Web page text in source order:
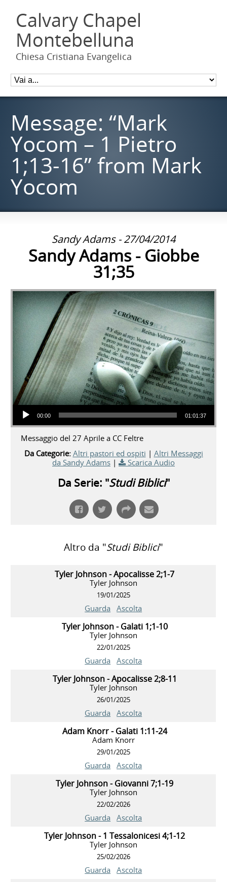
Calvary Chapel
Montebelluna
Chiesa Cristiana Evangelica
Message: “Mark
Yocom – 1 Pietro
1;13-16” from Mark
Yocom
Sandy Adams - 27/04/2014
Sandy Adams - Giobbe
31;35
Audio Player
00:00 01:01:37
Messaggio del 27 Aprile a CC Feltre
Da Categorie: Altri pastori ed ospiti | Altri Messaggi
da Sandy Adams | Scarica Audio
Da Serie: "Studi Biblici"
Altro da "Studi Biblici"
Tyler Johnson - Apocalisse 2;1-7
Tyler Johnson
19/01/2025
Guarda Ascolta
Tyler Johnson - Galati 1;1-10
Tyler Johnson
22/01/2025
Guarda Ascolta
Tyler Johnson - Apocalisse 2;8-11
Tyler Johnson
26/01/2025
Guarda Ascolta
Adam Knorr - Galati 1:11-24
Adam Knorr
29/01/2025
Guarda Ascolta
Tyler Johnson - Giovanni 7;1-19
Tyler Johnson
22/02/2026
Guarda Ascolta
Tyler Johnson - 1 Tessalonicesi 4;1-12
Tyler Johnson
25/02/2026
Guarda Ascolta